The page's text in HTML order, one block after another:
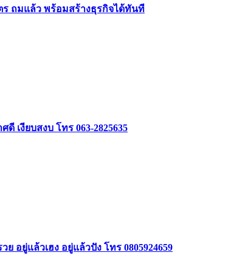
ร ถมแล้ว พร้อมสร้างธุรกิจได้ทันที
เงียบสงบ โทร 063-2825635
ยู่แล้วเฮง อยู่แล้วปัง โทร 0805924659